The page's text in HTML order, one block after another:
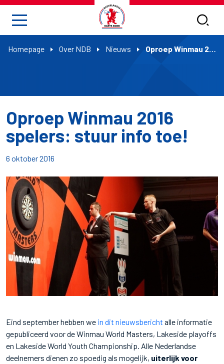
Homepage Over NDB Nieuws Oproep Winmau 2016 spelers: stuur info toe!
Oproep Winmau 2016
spelers: stuur info toe!
6 oktober 2016
Eind september hebben we in dit nieuwsbericht alle informatie
gepubliceerd voor de Winmau World Masters, Lakeside playoffs
en Lakeside World Youth Championship. Alle Nederlandse
deelnemers dienen zo spoedig als mogelijk, uiterlijk voor